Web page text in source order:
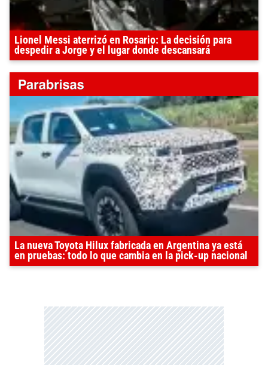
Lionel Messi aterrizó en Rosario: La decisión para
despedir a Jorge y el lugar donde descansará
La nueva Toyota Hilux fabricada en Argentina ya está
en pruebas: todo lo que cambia en la pick-up nacional